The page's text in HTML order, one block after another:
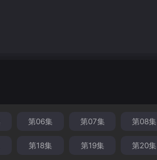
第06集 第07集 第08集
第18集 第19集 第20集